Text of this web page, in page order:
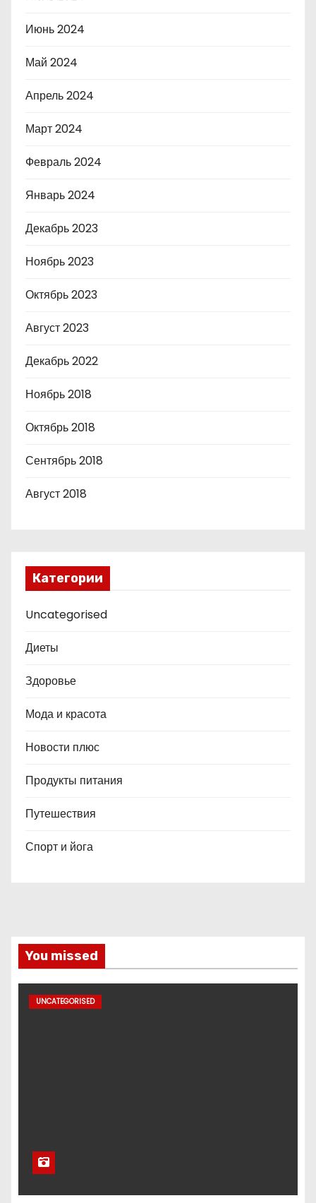
Июнь 2024
Май 2024
Апрель 2024
Март 2024
Февраль 2024
Январь 2024
Декабрь 2023
Ноябрь 2023
Октябрь 2023
Август 2023
Декабрь 2022
Ноябрь 2018
Октябрь 2018
Сентябрь 2018
Август 2018
Категории
Uncategorised
Диеты
Здоровье
Мода и красота
Новости плюс
Продукты питания
Путешествия
Спорт и йога
You missed
UNCATEGORISED